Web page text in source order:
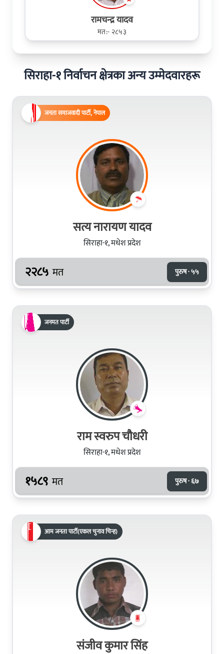
रामचन्द्र यादव
मत:- २८५३
सिराहा-१ निर्वाचन क्षेत्रका अन्य उम्मेदवारहरू
जनता समाजवादी पार्टी, नेपाल
सत्य नारायण यादव
सिराहा-१, मधेश प्रदेश
२२८५ मत पुरुष · ५५
जनमत पार्टी
राम स्वरुप चौधरी
सिराहा-१, मधेश प्रदेश
१५८९ मत पुरुष · ६७
आम जनता पार्टी(एकल चुनाव चिन्ह)
संजीव कुमार सिंह